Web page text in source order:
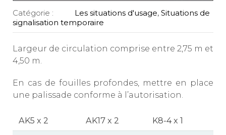
Catégorie : Les situations d'usage,Situations de
signalisation temporaire
Largeur de circulation comprise entre 2,75 m et
4,50 m.
En cas de fouilles profondes, mettre en place
une palissade conforme à l’autorisation.
AK5 x 2 AK17 x 2 K8-4 x 1